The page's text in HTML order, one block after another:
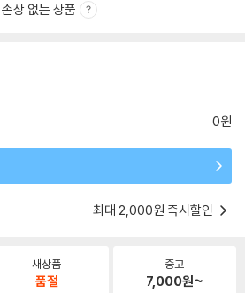
상 없는 상품
0원
최대 2,000원 즉시할인
새상품
품절
중고
7,000원~